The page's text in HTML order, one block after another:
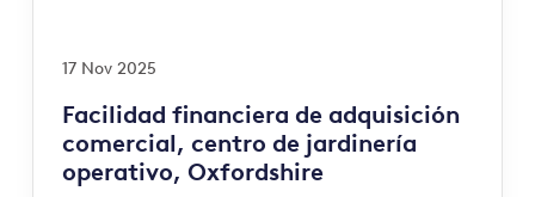
17 Nov 2025
Facilidad financiera de adquisición
comercial, centro de jardinería
operativo, Oxfordshire